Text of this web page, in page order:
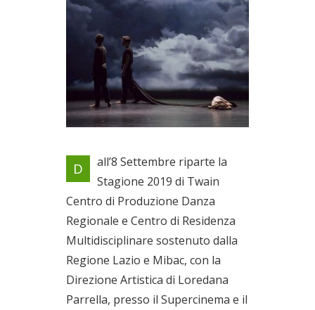
Presentazione della Stagione
2019
Dal 08/09/2019 al
12/12/2019
D
all’8 Settembre riparte la
Stagione 2019 di Twain
Centro di Produzione Danza
Regionale e Centro di Residenza
Multidisciplinare sostenuto dalla
Regione Lazio e Mibac, con la
Direzione Artistica di Loredana
Parrella, presso il Supercinema e il